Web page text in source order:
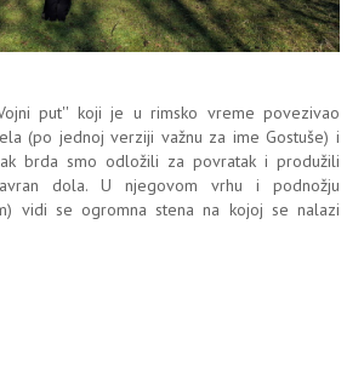
put'' koji je u rimsko vreme povezivao
(po jednoj verziji važnu za ime Gostuše) i
brda smo odložili za povratak i produžili
dola. U njegovom vrhu i podnožju
vidi se ogromna stena na kojoj se nalazi